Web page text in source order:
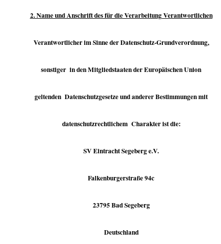
2. Name und Anschrift des für die Verarbeitung Verantwortlichen
Verantwortlicher im Sinne der Datenschutz-Grundverordnung,
sonstiger in den Mitgliedstaaten der Europäischen Union
geltenden Datenschutzgesetze und anderer Bestimmungen mit
datenschutzrechtlichem Charakter ist die:
SV Eintracht Segeberg e.V.
Falkenburgerstraße 94c
23795 Bad Segeberg
Deutschland